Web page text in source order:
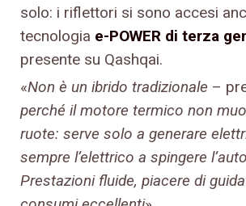
solo: i riflettori si sono accesi
tecnologia e-POWER di terza
presente su Qashqai.
«Non è un ibrido tradizionale –
perché il motore termico non
ruote: serve solo a generare
sempre l’elettrico a spingere
Prestazioni fluide, piacere di